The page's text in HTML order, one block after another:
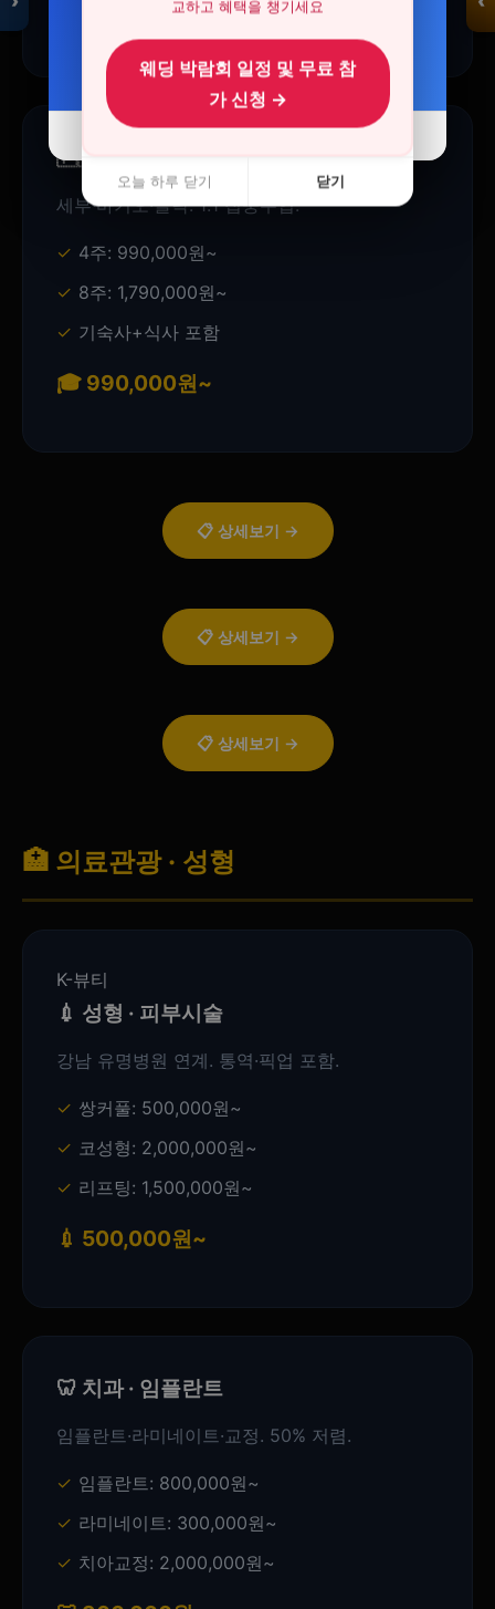
🎓 2,200,000원~
🇵🇭 필리핀 어학연수
세부·바기오·클락. 1:1 집중수업.
4주: 990,000원~
8주: 1,790,000원~
기숙사+식사 포함
🎓 990,000원~
📋 상세보기 →
📋 상세보기 →
📋 상세보기 →
🏥 의료관광 · 성형
K-뷰티
💉 성형 · 피부시술
강남 유명병원 연계. 통역·픽업 포함.
쌍커풀: 500,000원~
코성형: 2,000,000원~
리프팅: 1,500,000원~
💉 500,000원~
🦷 치과 · 임플란트
임플란트·라미네이트·교정. 50% 저렴.
임플란트: 800,000원~
라미네이트: 300,000원~
치아교정: 2,000,000원~
교하고 혜택을 챙기세요
웨딩 박람회 일정 및 무료 참
가 신청 →
오늘 하루 닫기 닫기
자세히 보기 →
자세히 보기 →